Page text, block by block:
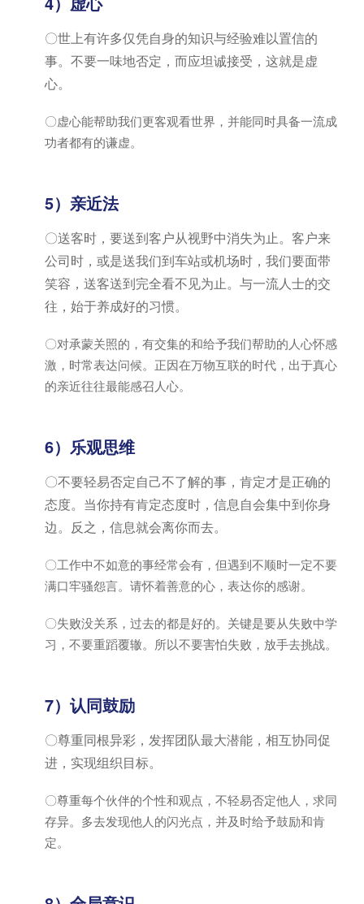
〇世上有许多仅凭自身的知识与经验难以置信的
事。不要一味地否定，而应坦诚接受，这就是虚
心。
〇虚心能帮助我们更客观看世界，并能同时具备一流成
功者都有的谦虚。
5）亲近法
〇送客时，要送到客户从视野中消失为止。客户来
公司时，或是送我们到车站或机场时，我们要面带
笑容，送客送到完全看不见为止。与一流人士的交
往，始于养成好的习惯。
〇对承蒙关照的，有交集的和给予我们帮助的人心怀感
激，时常表达问候。正因在万物互联的时代，出于真心
的亲近往往最能感召人心。
6）乐观思维
〇不要轻易否定自己不了解的事，肯定才是正确的
态度。当你持有肯定态度时，信息自会集中到你身
边。反之，信息就会离你而去。
〇工作中不如意的事经常会有，但遇到不顺时一定不要
满口牢骚怨言。请怀着善意的心，表达你的感谢。
〇失败没关系，过去的都是好的。关键是要从失败中学
习，不要重蹈覆辙。所以不要害怕失败，放手去挑战。
7）认同鼓励
〇尊重同根异彩，发挥团队最大潜能，相互协同促
进，实现组织目标。
〇尊重每个伙伴的个性和观点，不轻易否定他人，求同
存异。多去发现他人的闪光点，并及时给予鼓励和肯
定。